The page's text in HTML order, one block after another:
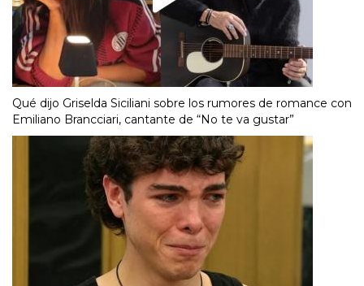
Qué dijo Griselda Siciliani sobre los rumores de romance con
Emiliano Brancciari, cantante de “No te va gustar”